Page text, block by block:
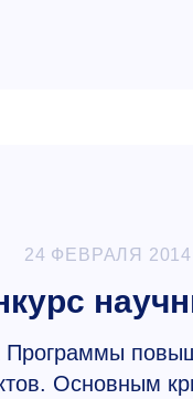
24 ФЕВРАЛЯ
Основным